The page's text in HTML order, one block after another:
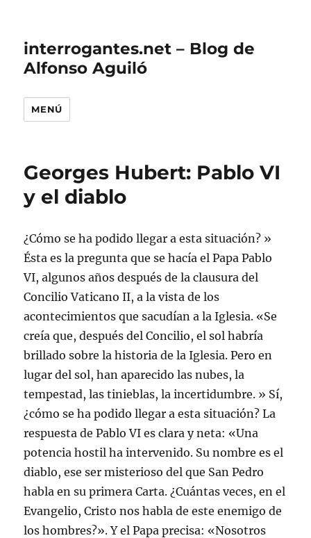
interrogantes.net – Blog de
Alfonso Aguiló
MENÚ
Georges Hubert: Pablo VI
y el diablo
¿Cómo se ha podido llegar a esta situación? »
Ésta es la pregunta que se hacía el Papa Pablo
VI, algunos años después de la clausura del
Concilio Vaticano II, a la vista de los
acontecimientos que sacudían a la Iglesia. «Se
creía que, después del Concilio, el sol habría
brillado sobre la historia de la Iglesia. Pero en
lugar del sol, han aparecido las nubes, la
tempestad, las tinieblas, la incertidumbre. » Sí,
¿cómo se ha podido llegar a esta situación? La
respuesta de Pablo VI es clara y neta: «Una
potencia hostil ha intervenido. Su nombre es el
diablo, ese ser misterioso del que San Pedro
habla en su primera Carta. ¿Cuántas veces, en el
Evangelio, Cristo nos habla de este enemigo de
los hombres?». Y el Papa precisa: «Nosotros